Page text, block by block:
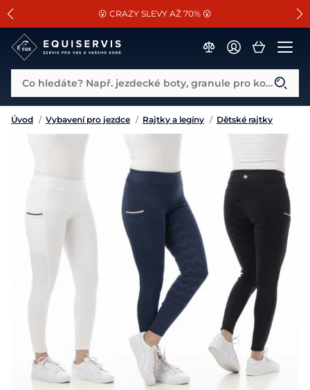
SLEVA 13% na vše od Cassini!
😮 CRAZY SLEVY AŽ 70% 😮
📐Pasování a doplňky k vybraným sedlům ZDARMA 🐴
Co hledáte? Např. jezdecké boty, granule pro koně...
Úvod / Vybavení pro jezdce / Rajtky a legíny / Dětské rajtky